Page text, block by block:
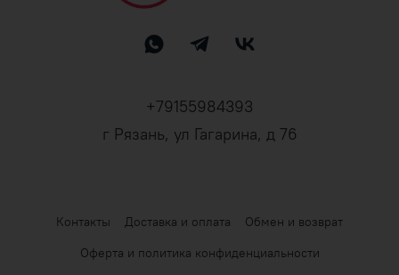
+79155984393
г Рязань, ул Гагарина, д 76
Контакты Доставка и оплата
Обмен и возврат
Оферта и политика конфиденциальности